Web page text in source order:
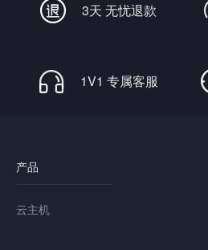
3天 无忧退款
1V1 专属客服
产品
云主机